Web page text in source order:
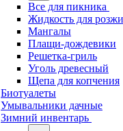
Все для пикника
Жидкость для
Мангалы
Плащи-дождевики
Решетка-гриль
Уголь древесный
Щепа для копчения
Биотуалеты
Умывальники дачные
Зимний инвентарь